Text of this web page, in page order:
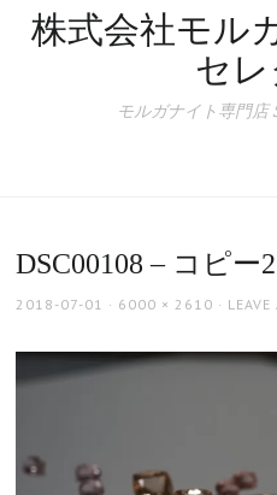
株式会社モル
セレ
モルガナイト専門店
DSC00108 – コピー2
POSTED
2018-07-01
FULL
6000 × 2610